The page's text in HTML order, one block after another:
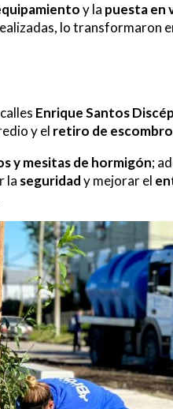
y la puesta en
lo transformaron
Enrique Santos
y el retiro de
y mesitas de hormigón;
la seguridady mejorar el